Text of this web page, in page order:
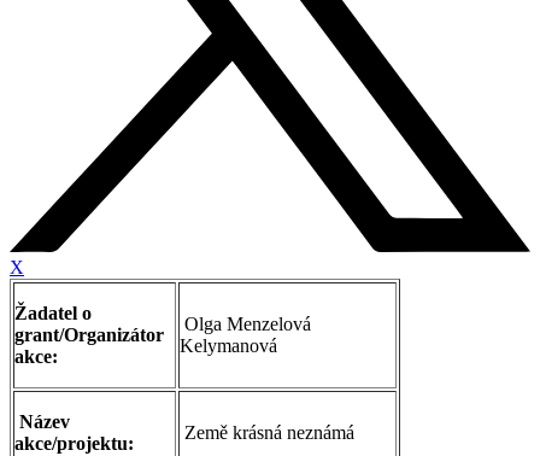
X
Žadatel o
grant/Organizátor
akce:
Olga Menzelová
Kelymanová
Název
akce/projektu:
Země krásná neznámá